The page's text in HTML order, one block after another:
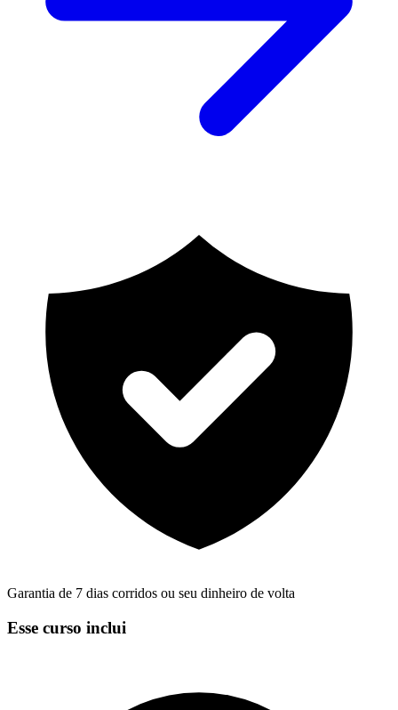
Garantia de 7 dias corridos ou seu dinheiro de volta
Esse curso inclui